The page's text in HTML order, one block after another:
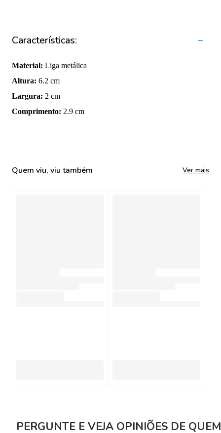
Características:
Material: Liga metálica
Altura: 6.2 cm
Largura: 2 cm
Comprimento: 2.9 cm
Quem viu, viu também Ver mais
PERGUNTE E VEJA OPINIÕES DE QUEM